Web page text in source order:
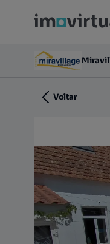
Moradia
Cercal, Santiago
Voltar